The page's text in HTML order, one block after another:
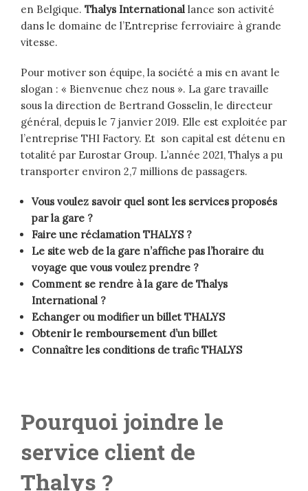
en Belgique. Thalys International lance son activité
dans le domaine de l’Entreprise ferroviaire à grande
vitesse.
Pour motiver son équipe, la société a mis en avant le
slogan : « Bienvenue chez nous ». La gare travaille
sous la direction de Bertrand Gosselin, le directeur
général, depuis le 7 janvier 2019. Elle est exploitée par
l’entreprise THI Factory. Et son capital est détenu en
totalité par Eurostar Group. L’année 2021, Thalys a pu
transporter environ 2,7 millions de passagers.
Vous voulez savoir quel sont les services proposés
par la gare ?
Faire une réclamation THALYS ?
Le site web de la gare n’affiche pas l’horaire du
voyage que vous voulez prendre ?
Comment se rendre à la gare de Thalys
International ?
Echanger ou modifier un billet THALYS
Obtenir le remboursement d’un billet
Connaître les conditions de trafic THALYS
Pourquoi joindre le
service client de
Thalys ?